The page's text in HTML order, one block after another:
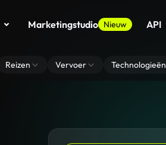
Marketingstudio Nieuw API
Reizen Vervoer Technologieën